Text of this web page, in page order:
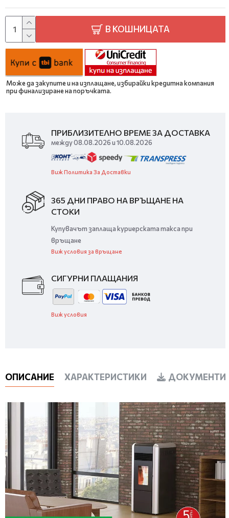
В КОШНИЦАТА
Може да закупите и на изплащане, избирайки кредитна компания
при финализиране на поръчката.
ПРИБЛИЗИТЕЛНО ВРЕМЕ ЗА ДОСТАВКА
между 08.08.2026 и 10.08.2026
Виж Политика За Доставки
365 ДНИ ПРАВО НА ВРЪЩАНЕ НА
СТОКИ
Купувачът заплаща куриерската такса при
връщане
Виж условия за връщане
СИГУРНИ ПЛАЩАНИЯ
Виж условия
ОПИСАНИЕ ХАРАКТЕРИСТИКИ ДОКУМЕНТИ